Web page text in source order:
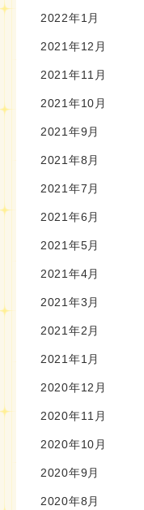
2022年1月
2021年12月
2021年11月
2021年10月
2021年9月
2021年8月
2021年7月
2021年6月
2021年5月
2021年4月
2021年3月
2021年2月
2021年1月
2020年12月
2020年11月
2020年10月
2020年9月
2020年8月